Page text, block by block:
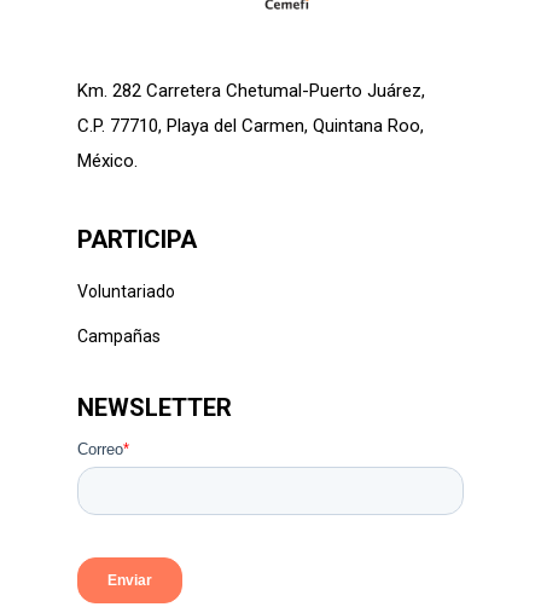
Km. 282 Carretera Chetumal-Puerto Juárez,
C.P. 77710, Playa del Carmen, Quintana Roo,
México.
PARTICIPA
Voluntariado
Campañas
NEWSLETTER